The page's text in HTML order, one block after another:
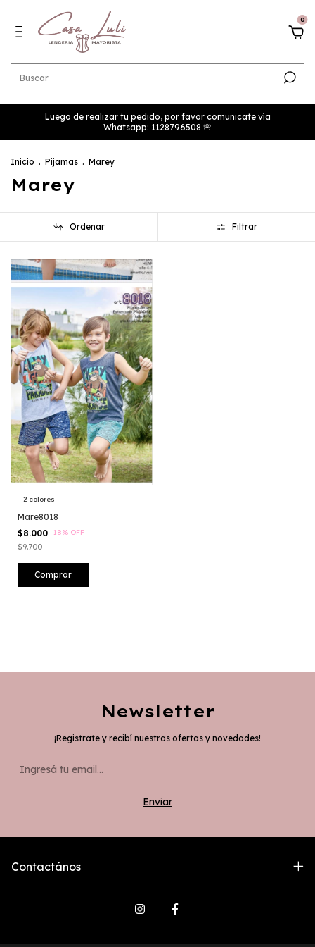
0
Luego de realizar tu pedido, por favor comunicate vía
Whatsapp: 1128796508 🌸
Inicio . Pijamas . Marey
Marey
Ordenar Filtrar
2 colores
Mare8018
$8.000 -18% OFF
$9.700
Comprar
Newsletter
¡Registrate y recibí nuestras ofertas y novedades!
Contactános